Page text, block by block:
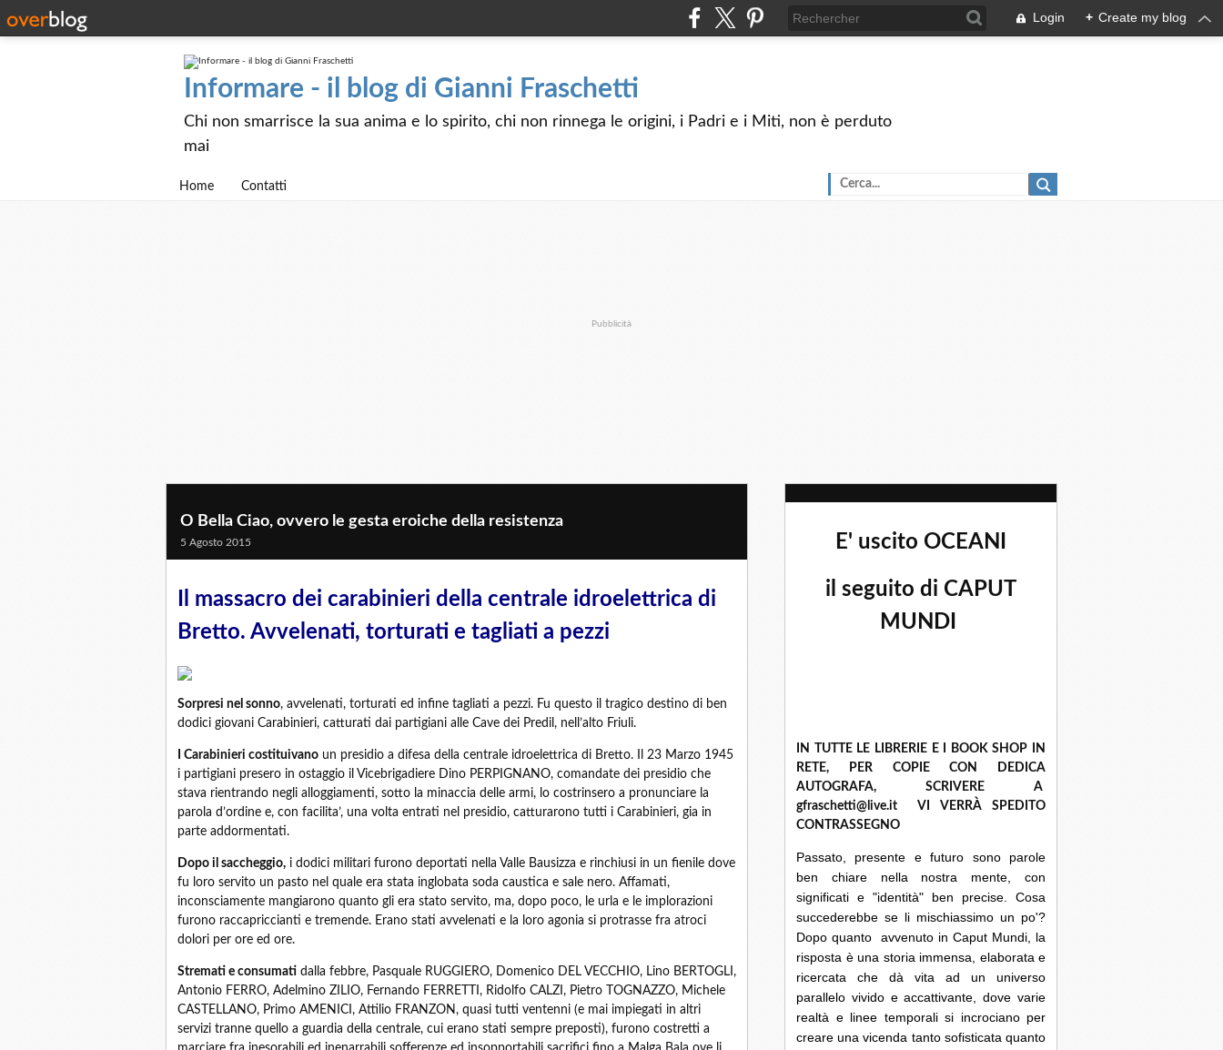
Login + Create my blog
Informare - il blog di Gianni Fraschetti
Chi non smarrisce la sua anima e lo spirito, chi non rinnega le origini, i Padri e i Miti, non è perduto
mai
Home Contatti
Pubblicità
O Bella Ciao, ovvero le gesta eroiche della resistenza
5 Agosto 2015
Il massacro dei carabinieri della centrale idroelettrica di
Bretto. Avvelenati, torturati e tagliati a pezzi
Sorpresi nel sonno, avvelenati, torturati ed infine tagliati a pezzi. Fu questo il tragico destino di ben
dodici giovani Carabinieri, catturati dai partigiani alle Cave dei Predil, nell’alto Friuli.
I Carabinieri costituivano un presidio a difesa della centrale idroelettrica di Bretto. Il 23 Marzo 1945
i partigiani presero in ostaggio il Vicebrigadiere Dino PERPIGNANO, comandate dei presidio che
stava rientrando negli alloggiamenti, sotto la minaccia delle armi, lo costrinsero a pronunciare la
parola d’ordine e, con facilita’, una volta entrati nel presidio, catturarono tutti i Carabinieri, gia in
parte addormentati.
Dopo il saccheggio, i dodici militari furono deportati nella Valle Bausizza e rinchiusi in un fienile dove
fu loro servito un pasto nel quale era stata inglobata soda caustica e sale nero. Affamati,
inconsciamente mangiarono quanto gli era stato servito, ma, dopo poco, le urla e le implorazioni
furono raccapriccianti e tremende. Erano stati avvelenati e la loro agonia si protrasse fra atroci
dolori per ore ed ore.
Stremati e consumati dalla febbre, Pasquale RUGGIERO, Domenico DEL VECCHIO, Lino BERTOGLI,
Antonio FERRO, Adelmino ZILIO, Fernando FERRETTI, Ridolfo CALZI, Pietro TOGNAZZO, Michele
CASTELLANO, Primo AMENICI, Attilio FRANZON, quasi tutti ventenni (e mai impiegati in altri
servizi tranne quello a guardia della centrale, cui erano stati sempre preposti), furono costretti a
E' uscito OCEANI
il seguito di CAPUT
MUNDI
IN TUTTE LE LIBRERIE E I BOOK SHOP IN
RETE, PER COPIE CON DEDICA
AUTOGRAFA, SCRIVERE A
gfraschetti@live.it VI VERRÀ SPEDITO
CONTRASSEGNO
Passato, presente e futuro sono parole
ben chiare nella nostra mente, con
significati e "identità" ben precise. Cosa
succederebbe se li mischiassimo un po'?
Dopo quanto avvenuto in Caput Mundi, la
risposta è una storia immensa, elaborata e
ricercata che dà vita ad un universo
parallelo vivido e accattivante, dove varie
realtà e linee temporali si incrociano per
creare una vicenda tanto sofisticata quanto